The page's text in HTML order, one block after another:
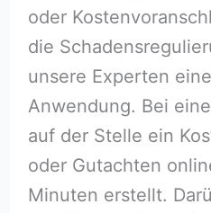
oder
die
unsere Experten
Anwendung. Bei
auf der Stelle ein
oder Gutachten
Minuten erstellt.